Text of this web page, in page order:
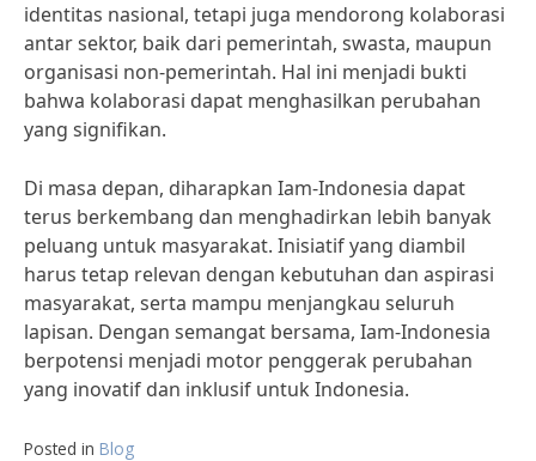
identitas nasional, tetapi juga mendorong kolaborasi
antar sektor, baik dari pemerintah, swasta, maupun
organisasi non-pemerintah. Hal ini menjadi bukti
bahwa kolaborasi dapat menghasilkan perubahan
yang signifikan.
Di masa depan, diharapkan Iam-Indonesia dapat
terus berkembang dan menghadirkan lebih banyak
peluang untuk masyarakat. Inisiatif yang diambil
harus tetap relevan dengan kebutuhan dan aspirasi
masyarakat, serta mampu menjangkau seluruh
lapisan. Dengan semangat bersama, Iam-Indonesia
berpotensi menjadi motor penggerak perubahan
yang inovatif dan inklusif untuk Indonesia.
Posted in Blog